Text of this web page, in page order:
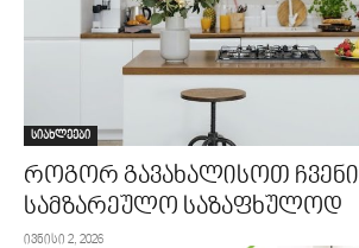
სიახლეები
როგორ გავახალისოთ ჩვენი
სამზარეულო საზაფხულოდ
ივნისი 2, 2026